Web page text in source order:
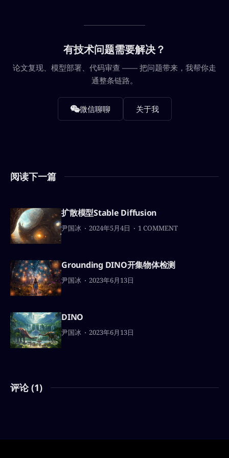
有技术问题需要解决？
论文复现、模型部署、代码审查 —— 把问题带来，我帮你走
通整条链路。
微信聊聊 关于我
阅读下一篇
扩散模型Stable Diffusion
尹国冰 2024年5月4日 1 COMMENT
Grounding DINO开集物体检测
尹国冰 2023年6月13日
DINO
尹国冰 2023年6月13日
评论 (1)